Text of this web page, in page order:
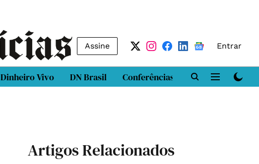
Assine Entrar
Dinheiro Vivo DN Brasil Conferências DN LAB
Artigos Relacionados